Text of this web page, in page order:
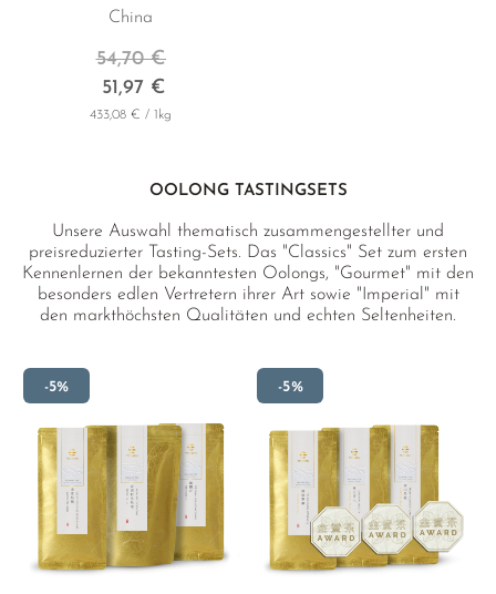
China
51,97 €
54,70 €
433,08 € / 1kg
OOLONG TASTINGSETS
Unsere Auswahl thematisch zusammengestellter und
preisreduzierter Tasting-Sets. Das "Classics" Set zum ersten
Kennenlernen der bekanntesten Oolongs, "Gourmet" mit den
besonders edlen Vertretern ihrer Art sowie "Imperial" mit
den markthöchsten Qualitäten und echten Seltenheiten.
-5% -5%